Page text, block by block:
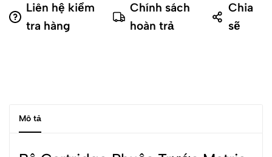
Liên hệ kiểm
tra hàng
Chính sách
hoàn trả
Chia
sẽ
Mô tả